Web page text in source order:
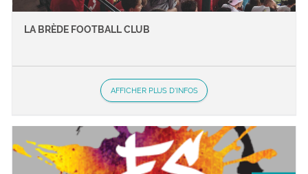
LA BRÈDE FOOTBALL CLUB
AFFICHER PLUS D'INFOS